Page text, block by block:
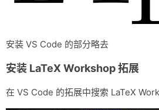
OI
杂记
未分类
安装 VS Code 的部分略去
安装 LaTeX Workshop 拓展
在 VS Code 的拓展中搜索 LaTeX